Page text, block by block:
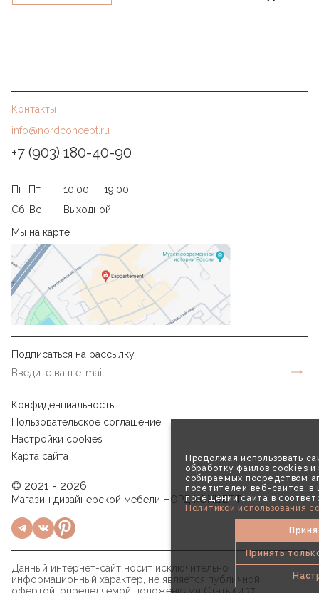
Продолжая использовать
обработку файлов cookies и
собираемых посредством
посетителей веб-сайтов, в
посещений сайта в
Политикой использования
Принять
Контакты
info@nordconcept.ru
+7 (903) 180-40-90
Пн-Пт
10:00 — 19.00
Сб-Вс
Выходной
Мы на карте
Подписаться на рассылку
Конфиденциальность
Пользовательское соглашение
Настройки cookies
Карта сайта
© 2021 - 2026
Магазин дизайнерской мебели НОРД КОНЦЕПТ
Данный интернет-сайт носит исключительно
информационный характер, не является публичной